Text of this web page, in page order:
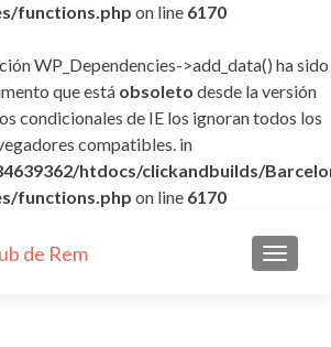
functions.php on line 6170
WP_Dependencies->add_data() ha sido
que está obsoleto desde la versión
condicionales de IE los ignoran todos los
compatibles. in
htdocs/clickandbuilds/
functions.php on line 6170